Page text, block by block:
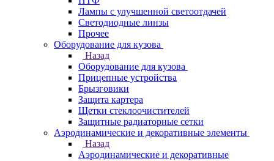
Лампы с улучшенной светоотдачей
Светодиодные линзы
Прочее
Оборудование для кузова
Назад
Оборудование для кузова
Прицепные устройства
Брызговики
Защита картера
Щетки стеклоочистителей
Защитные радиаторные сетки
Аэродинамические и декоративные элементы
Назад
Аэродинамические и декоративные